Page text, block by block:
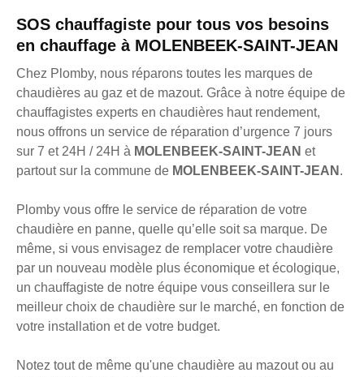
SOS chauffagiste pour tous vos besoins
en chauffage à MOLENBEEK-SAINT-JEAN
Chez Plomby, nous réparons toutes les marques de
chaudières au gaz et de mazout. Grâce à notre équipe de
chauffagistes experts en chaudières haut rendement,
nous offrons un service de réparation d’urgence 7 jours
sur 7 et 24H / 24H à MOLENBEEK-SAINT-JEAN et
partout sur la commune de MOLENBEEK-SAINT-JEAN .
Plomby vous offre le service de réparation de votre
chaudière en panne, quelle qu’elle soit sa marque. De
même, si vous envisagez de remplacer votre chaudière
par un nouveau modèle plus économique et écologique,
un chauffagiste de notre équipe vous conseillera sur le
meilleur choix de chaudière sur le marché, en fonction de
votre installation et de votre budget.
Notez tout de même qu'une chaudière au mazout ou au